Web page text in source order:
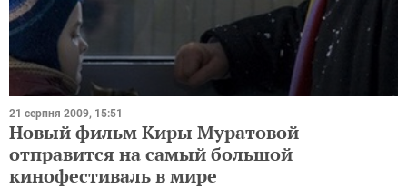
21 серпня 2009, 15:51
Новый фильм Киры Муратовой
отправится на самый большой
кинофестиваль в мире